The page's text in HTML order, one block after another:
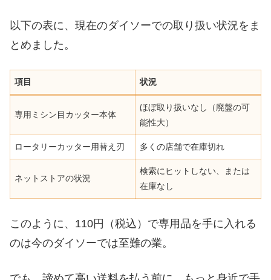
以下の表に、現在のダイソーでの取り扱い状況をま
とめました。
項目 状況
専用ミシン目カッター本体
ほぼ取り扱いなし（廃盤の可
能性大）
ロータリーカッター用替え刃 多くの店舗で在庫切れ
ネットストアの状況
検索にヒットしない、または
在庫なし
このように、110円（税込）で専用品を手に入れる
のは今のダイソーでは至難の業。